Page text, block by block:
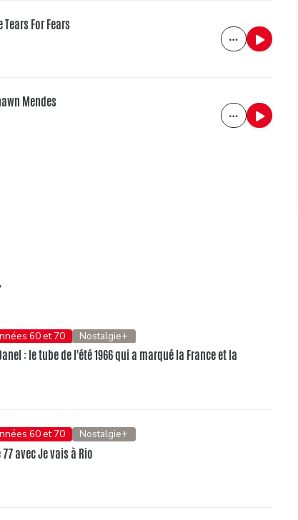
For Fears
Mendes
60 et 70 Nostalgie+
: le tube de l'été 1966 qui a marqué la France et la
60 et 70 Nostalgie+
avec Je vais à Rio